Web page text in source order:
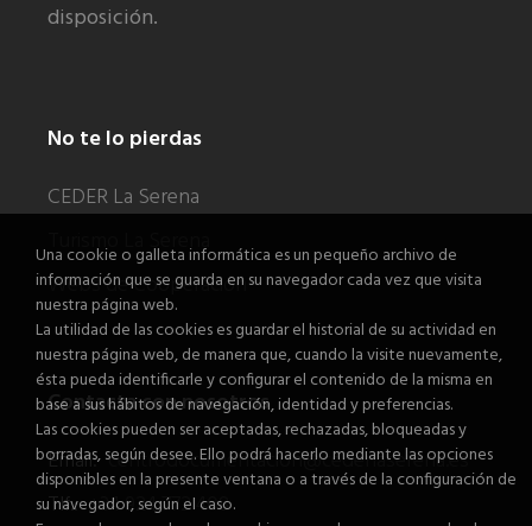
disposición.
No te lo pierdas
CEDER La Serena
Turismo La Serena
Webs de Cooperación
Contacta con nosotros
Email: centrodocumentacion@cederlaserena.es
Tlf.:+34 924 772 408
Una cookie o galleta informática es un pequeño archivo de
información que se guarda en su navegador cada vez que visita
nuestra página web.
La utilidad de las cookies es guardar el historial de su actividad en
nuestra página web, de manera que, cuando la visite nuevamente,
ésta pueda identificarle y configurar el contenido de la misma en
base a sus hábitos de navegación, identidad y preferencias.
Las cookies pueden ser aceptadas, rechazadas, bloqueadas y
borradas, según desee. Ello podrá hacerlo mediante las opciones
disponibles en la presente ventana o a través de la configuración de
su navegador, según el caso.